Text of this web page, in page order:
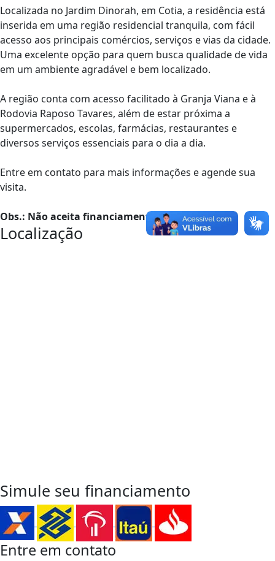
Localizada no Jardim Dinorah, em Cotia, a residência está
inserida em uma região residencial tranquila, com fácil
acesso aos principais comércios, serviços e vias da cidade.
Uma excelente opção para quem busca qualidade de vida
em um ambiente agradável e bem localizado.
A região conta com acesso facilitado à Granja Viana e à
Rodovia Raposo Tavares, além de estar próxima a
supermercados, escolas, farmácias, restaurantes e
diversos serviços essenciais para o dia a dia.
Entre em contato para mais informações e agende sua
visita.
Obs.: Não aceita financiamento
Localização
Simule seu financiamento
Entre em contato